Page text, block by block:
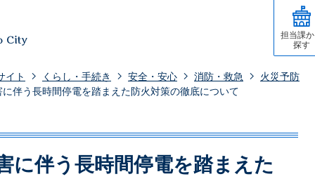
担当課
探す
イト くらし・手続き 安全・安心 消防・救急
火災予防
伴う長時間停電を踏まえた防火対策の徹底について
に伴う長時間停電を踏まえた